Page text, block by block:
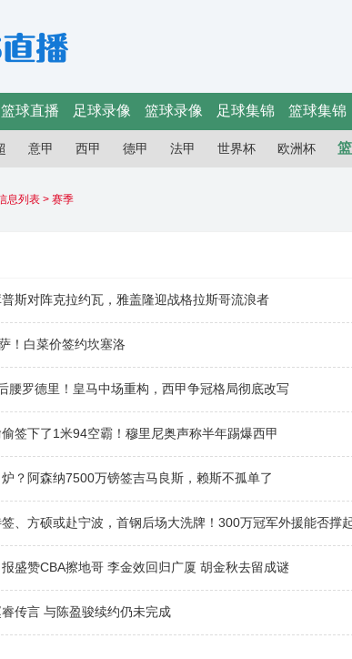
篮球直播 足球录像 篮球录像 足球集锦 篮球集锦
意甲 西甲 德甲 法甲 世界杯 欧洲杯
息列表 > 赛季
斯对阵克拉约瓦，雅盖隆迎战格拉斯哥流浪者
！白菜价签约坎塞洛
腰罗德里！皇马中场重构，西甲争冠格局彻底改写
签下了1米94空霸！穆里尼奥声称半年踢爆西甲
？阿森纳7500万镑签吉马良斯，赖斯不孤单了
、方硕或赴宁波，首钢后场大洗牌！300万冠军外援能否撑
盛赞CBA擦地哥 李金效回归广厦 胡金秋去留成谜
传言 与陈盈骏续约仍未完成